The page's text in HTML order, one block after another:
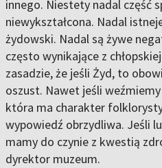
innego. Niestety nadal część
niewykształcona. Nadal
żydowski. Nadal są żywe
często wynikające z
zasadzie, że jeśli Żyd, to
oszust. Nawet jeśli
która ma charakter
wypowiedź obrzydliwa. Jeśli
mamy do czynie z kwestią
dyrektor muzeum.